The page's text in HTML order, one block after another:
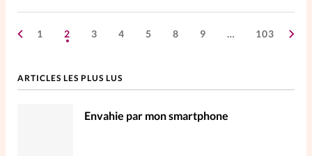
1 2 3 4 5 8 9 … 103
ARTICLES LES PLUS LUS
Envahie par mon smartphone